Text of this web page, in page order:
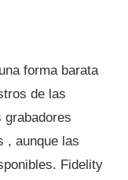
forma barata
de las
, aunque las
Fidelity